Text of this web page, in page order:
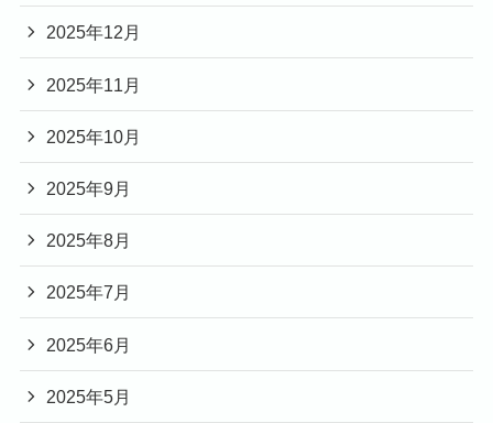
2025年12月
2025年11月
2025年10月
2025年9月
2025年8月
2025年7月
2025年6月
2025年5月